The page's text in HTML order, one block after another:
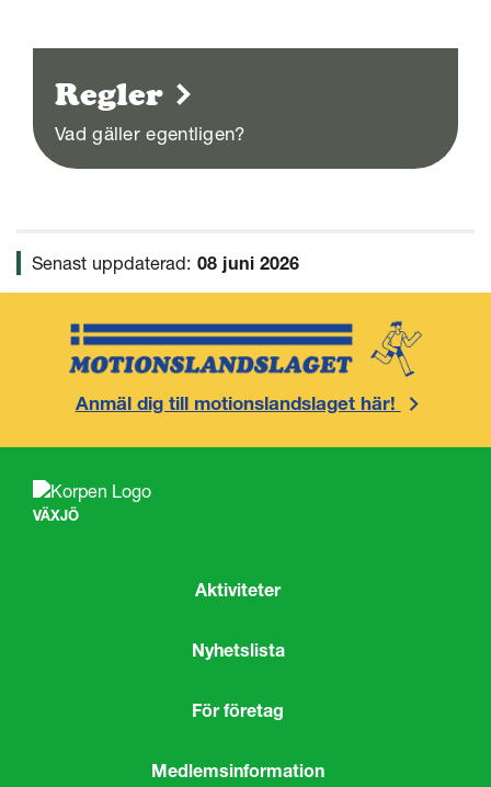
Regler
Vad gäller egentligen?
Senast uppdaterad: 08 juni 2026
Anmäl dig till motionslandslaget här!
VÄXJÖ
Aktiviteter
Nyhetslista
För företag
Medlemsinformation